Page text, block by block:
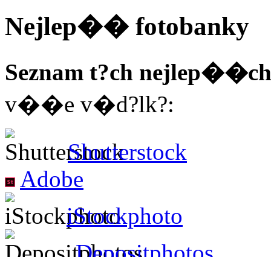
Nejlep�� fotobanky
Seznam t?ch
v��e v�d?lk?:
Shutterstock
Adobe
iStockphoto